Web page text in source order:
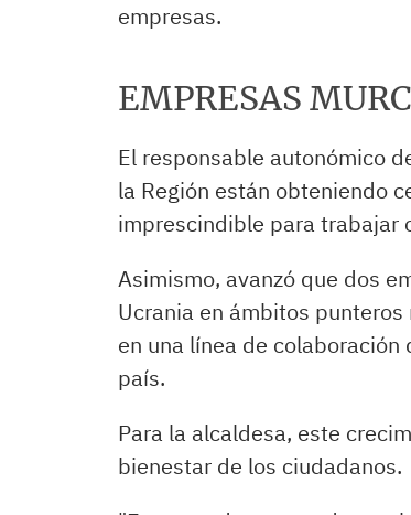
empresas.
EMPRESAS
El responsable autonómico
la Región están obteniendo
imprescindible para trabajar
Asimismo, avanzó que dos
Ucrania en ámbitos
en una línea de
país.
Para la alcaldesa, este
bienestar de los ciudadanos.